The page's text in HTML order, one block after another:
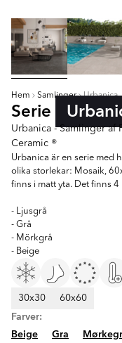
Hem Samlinger Urbanica
Serie
Urbanica - Samlinger af
Ceramic ®
Urbanica är en serie med
olika storlekar: Mosaik,
finns i matt yta. Det finns
- Ljusgrå
- Grå
- Mörkgrå
- Beige
30x30 60x60
Farver:
Beige
Gra